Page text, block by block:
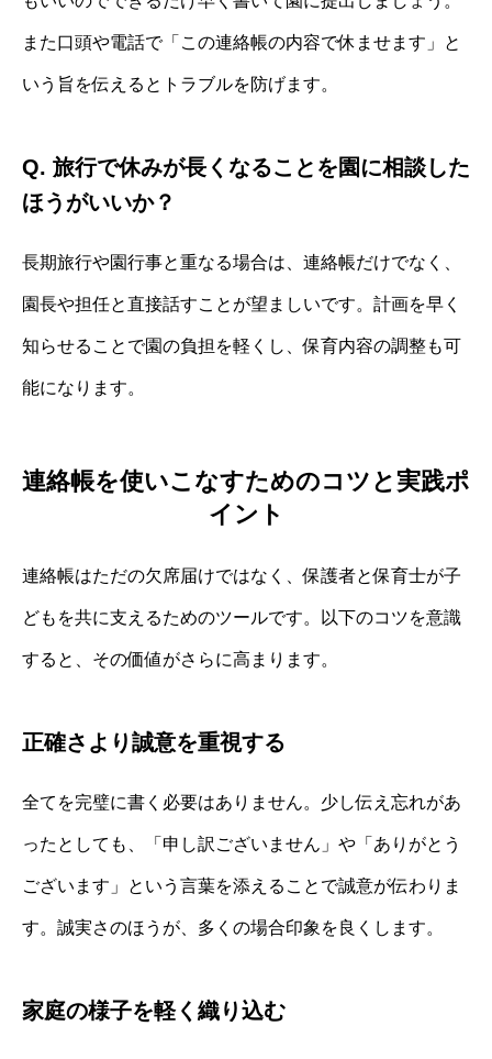
また口頭や電話で「この連絡帳の内容で休ませます」と
いう旨を伝えるとトラブルを防げます。
Q. 旅行で休みが長くなることを園に相談した
ほうがいいか？
長期旅行や園行事と重なる場合は、連絡帳だけでなく、
園長や担任と直接話すことが望ましいです。計画を早く
知らせることで園の負担を軽くし、保育内容の調整も可
能になります。
連絡帳を使いこなすためのコツと実践ポ
イント
連絡帳はただの欠席届けではなく、保護者と保育士が子
どもを共に支えるためのツールです。以下のコツを意識
すると、その価値がさらに高まります。
正確さより誠意を重視する
全てを完璧に書く必要はありません。少し伝え忘れがあ
ったとしても、「申し訳ございません」や「ありがとう
ございます」という言葉を添えることで誠意が伝わりま
す。誠実さのほうが、多くの場合印象を良くします。
家庭の様子を軽く織り込む